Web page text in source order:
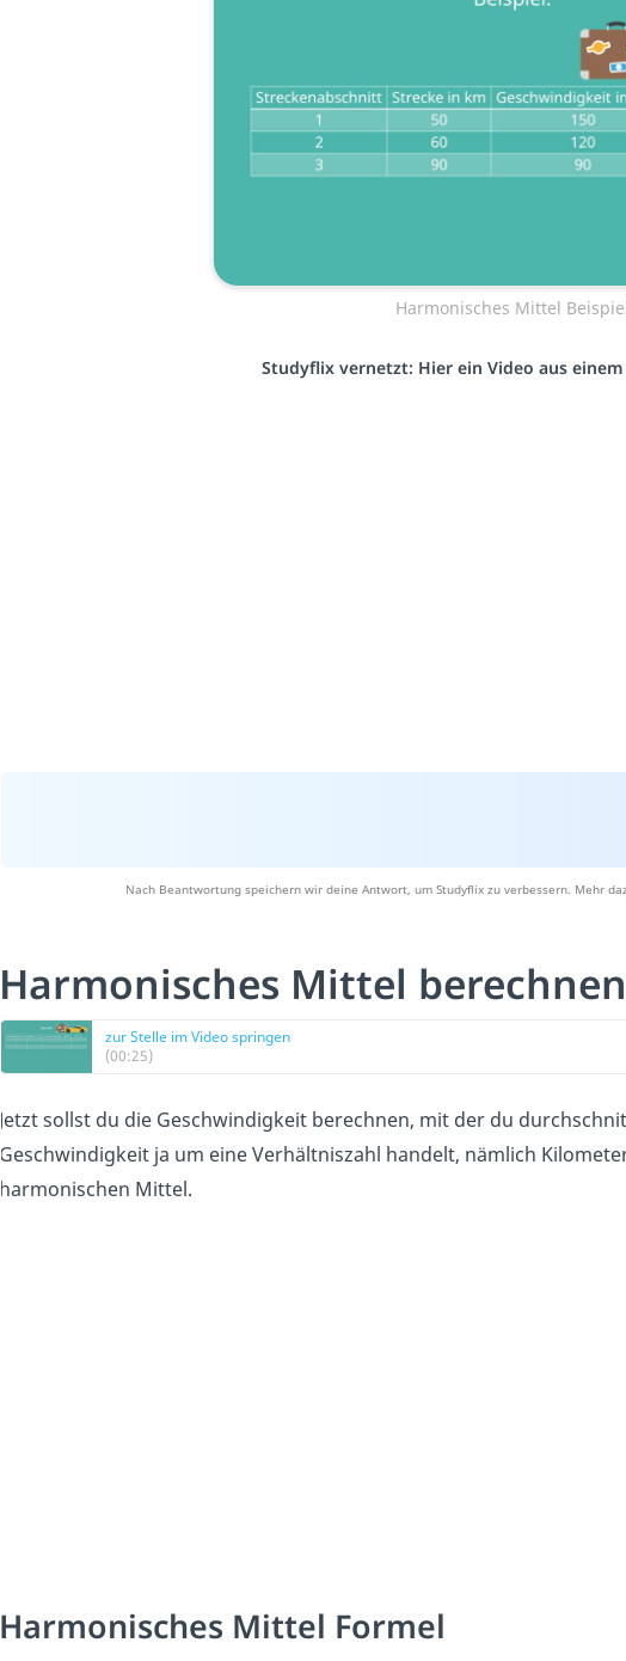
Harmonisches Mittel
Studyflix vernetzt: Hier ein Video aus
Nach Beantwortung speichern wir deine Antwort, um Studyflix zu verbessern. Mehr
Harmonisches Mittel berechnen
zur Stelle im Video springen
(00:25)
Jetzt sollst du die Geschwindigkeit berechnen, mit der du
Geschwindigkeit ja um eine Verhältniszahl handelt, nämlich
harmonischen Mittel.
Harmonisches Mittel Formel